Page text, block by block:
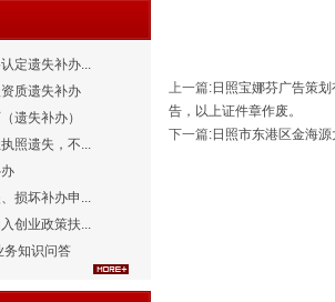
定遗失补办...
质遗失补办
遗失补办）
照遗失，不...
损坏补办申...
创业政策扶...
务知识问答
上一篇:日照宝娜芬广告策
告，以上证件章作废。
下一篇:日照市东港区金海